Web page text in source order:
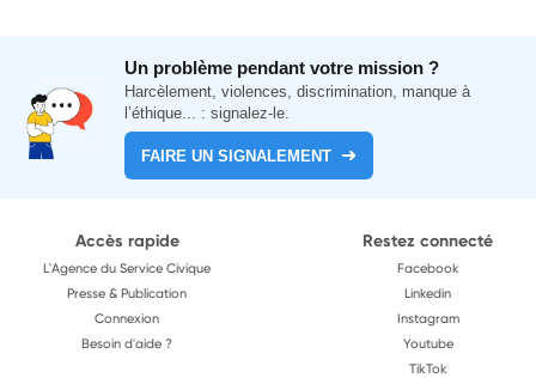
Un problème pendant votre mission ?
Harcèlement, violences, discrimination, manque à
l’éthique... : signalez-le.
FAIRE UN SIGNALEMENT
Accès rapide
L'Agence du Service Civique
Presse & Publication
Connexion
Besoin d'aide ?
Restez connecté
Facebook
Linkedin
Instagram
Youtube
TikTok